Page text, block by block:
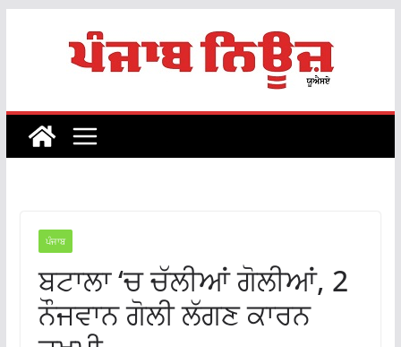
ਪੰਜਾਬ
ਬਟਾਲਾ ‘ਚ ਚੱਲੀਆਂ ਗੋਲੀਆਂ, 2
ਨੌਜਵਾਨ ਗੋਲੀ ਲੱਗਣ ਕਾਰਨ